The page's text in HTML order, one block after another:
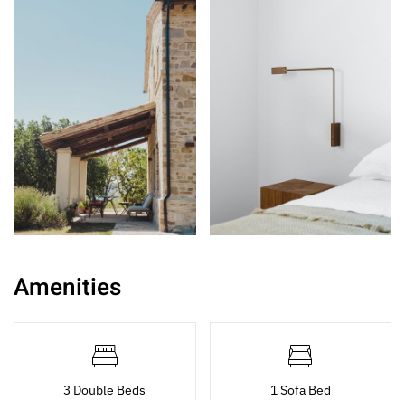
Amenities
3 Double Beds 1 Sofa Bed